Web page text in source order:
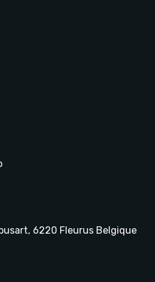
6220 Fleurus Belgique